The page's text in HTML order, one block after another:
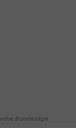
Bundesliga